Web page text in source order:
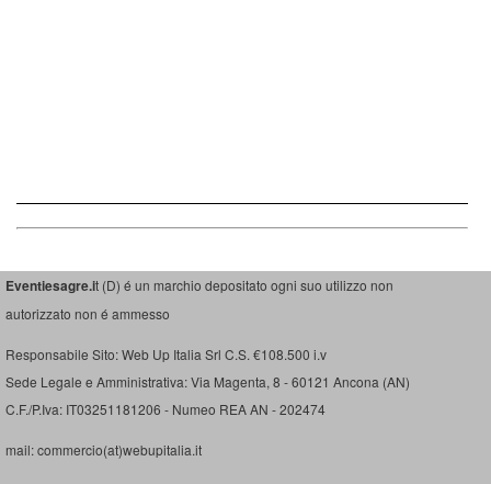
Eventiesagre.it (D) é un marchio depositato ogni suo utilizzo non
autorizzato non é ammesso
Responsabile Sito: Web Up Italia Srl C.S. €108.500 i.v
Sede Legale e Amministrativa: Via Magenta, 8 - 60121 Ancona (AN)
C.F./P.Iva: IT03251181206 - Numeo REA AN - 202474
mail: commercio(at)webupitalia.it